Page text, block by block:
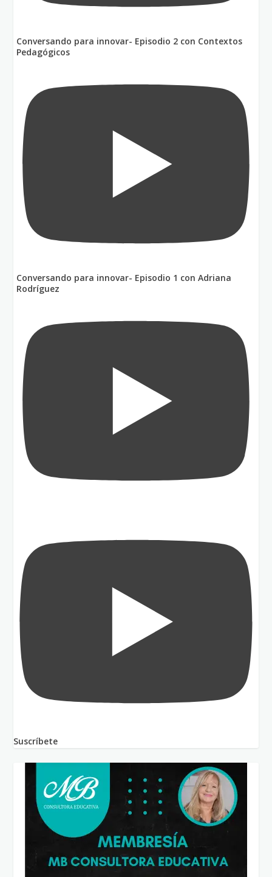
Conversando para innovar- Episodio 2 con Contextos
Pedagógicos
Conversando para innovar- Episodio 1 con Adriana
Rodríguez
Suscríbete